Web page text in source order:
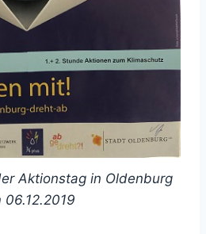
Aktionstag in Oldenburg
06.12.2019